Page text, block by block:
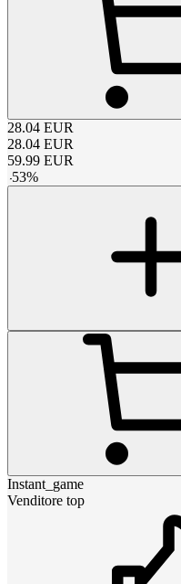
28.04 EUR
28.04 EUR
59.99 EUR
-53%
Instant_game
Venditore top